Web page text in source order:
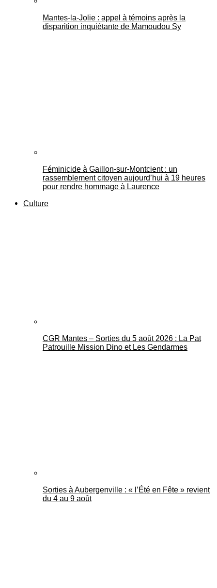
Mantes-la-Jolie : appel à témoins après la
disparition inquiétante de Mamoudou Sy
Féminicide à Gaillon‑sur‑Montcient : un
rassemblement citoyen aujourd’hui à 19 heures
pour rendre hommage à Laurence
Culture
CGR Mantes – Sorties du 5 août 2026 : La Pat
Patrouille Mission Dino et Les Gendarmes
Sorties à Aubergenville : « l’Été en Fête » revient
du 4 au 9 août